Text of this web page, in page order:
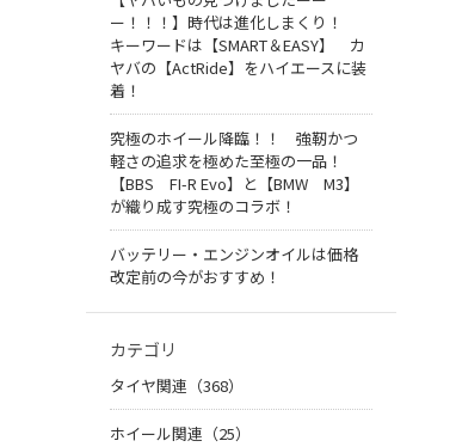
ー！！！】時代は進化しまくり！
キーワードは【SMART＆EASY】 カ
ヤバの【ActRide】をハイエースに装
着！
究極のホイール降臨！！ 強靭かつ
軽さの追求を極めた至極の一品！
【BBS FI-R Evo】と【BMW M3】
が織り成す究極のコラボ！
バッテリー・エンジンオイルは価格
改定前の今がおすすめ！
カテゴリ
タイヤ関連（368）
ホイール関連（25）